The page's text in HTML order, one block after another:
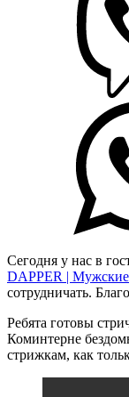
Сегодня у нас в
DAPPER |
сотрудничать.
Ребята готовы
Коминтерне
стрижкам, как